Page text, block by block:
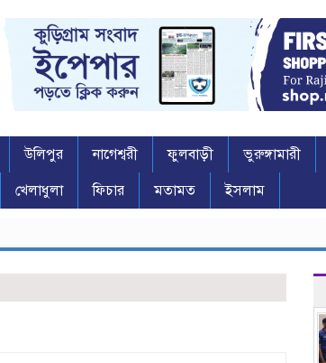
উলিপুর নাগেশ্বরী ফুলবাড়ী ভুরুঙ্গামারী
খেলাধুলা ফিচার মতামত ইসলাম